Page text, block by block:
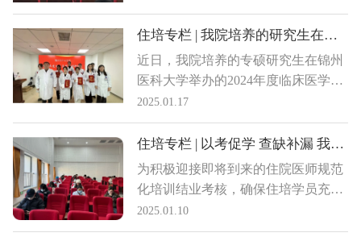
考核，我院于近日召开了2022级住培
学员结业考核考前动员会。此次会议
不仅强调了住培学员在轮转科室期间
的工作纪律，还着重提出摸底考试的
住培专栏 | 我院培养的研究生在锦医大临床医学专硕研究生临床能力竞赛中获佳绩
近日，我院培养的专硕研究生在锦州
医科大学举办的2024年度临床医学专
业学位硕士研究生临床能力竞赛中取
得了优异成绩。为了表彰获奖学员，
1月13日科教科举办了颁奖仪式，邀
请副院长梁艳明、副院长徐勃兴为大
家颁奖。
2025.01.17
住培专栏 | 以考促学 查缺补漏 我院启动2025年住培结业摸底考试季
为积极迎接即将到来的住院医师规范
化培训结业考核，确保住培学员充分
准备并顺利通过考试，医院科教科自
2015年1月起，每周进行一次住培结
2025.01.10